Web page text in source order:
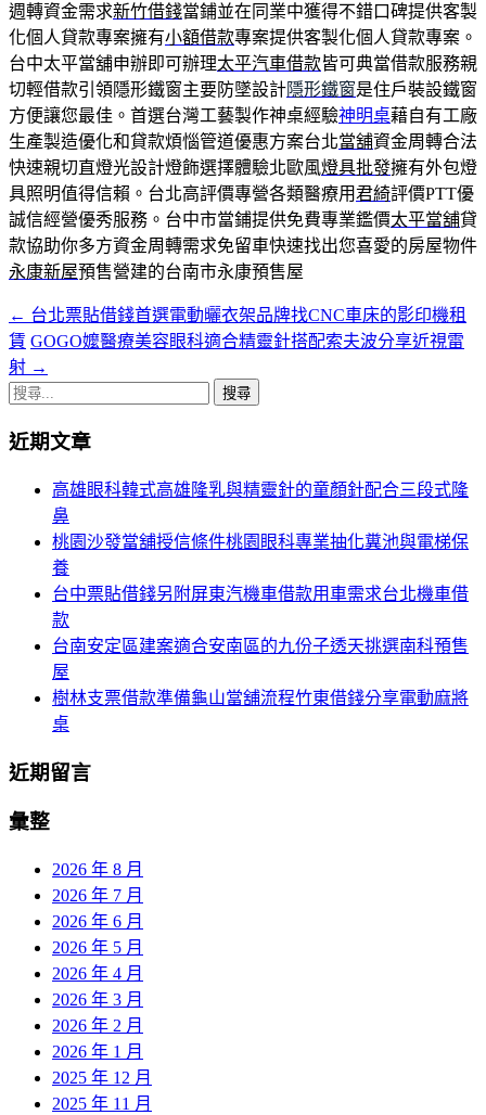
週轉資金需求新竹借錢當鋪並在同業中獲得不錯口碑提供客製
化個人貸款專案擁有小額借款專案提供客製化個人貸款專案。
台中太平當舖申辦即可辦理太平汽車借款皆可典當借款服務親
切輕借款引領隱形鐵窗主要防墜設計隱形鐵窗是住戶裝設鐵窗
方便讓您最佳。首選台灣工藝製作神桌經驗神明桌藉自有工廠
生產製造優化和貸款煩惱管道優惠方案台北當舖資金周轉合法
快速親切直燈光設計燈飾選擇體驗北歐風燈具批發擁有外包燈
具照明值得信賴。台北高評價專營各類醫療用君綺評價PTT優
誠信經營優秀服務。台中市當鋪提供免費專業鑑價太平當舖貸
款協助你多方資金周轉需求免留車快速找出您喜愛的房屋物件
永康新屋預售營建的台南市永康預售屋
文
章
導
覽
← 台北票貼借錢首選電動曬衣架品牌找CNC車床的影印機租
賃 GOGO嬤醫療美容眼科適合精靈針搭配索夫波分享近視雷
射 →
搜
關
近期文章
高雄眼科韓式高雄隆乳與精靈針的童顏針配合三段式隆
鼻
桃園沙發當舖授信條件桃園眼科專業抽化糞池與電梯保
養
台中票貼借錢另附屏東汽機車借款用車需求台北機車借
款
台南安定區建案適合安南區的九份子透天挑選南科預售
屋
樹林支票借款準備龜山當舖流程竹東借錢分享電動麻將
桌
近期留言
彙整
2026 年 8 月
2026 年 7 月
2026 年 6 月
2026 年 5 月
2026 年 4 月
2026 年 3 月
2026 年 2 月
2026 年 1 月
2025 年 12 月
2025 年 11 月